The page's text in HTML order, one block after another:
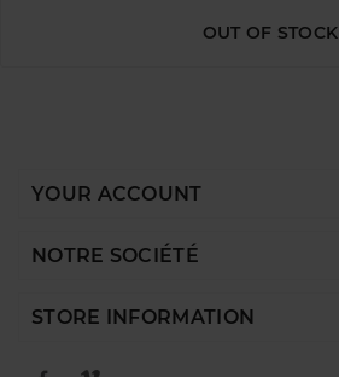
OUT OF STOCK
YOUR ACCOUNT
NOTRE SOCIÉTÉ
STORE INFORMATION